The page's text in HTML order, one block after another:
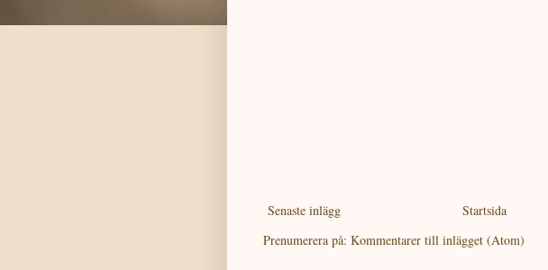
Senaste inlägg
Startsida
Prenumerera på: Kommentarer till inlägget (Atom)